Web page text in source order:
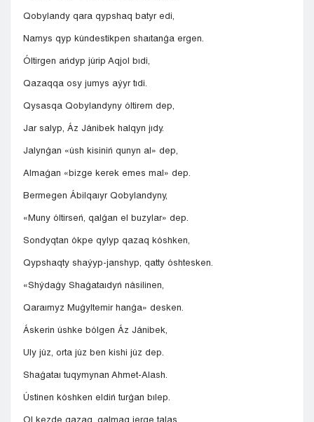
Qobylandy qara qypshaq batyr edi,
Namys qyp kúndestikpen shaıtanǵa ergen.
Óltirgen ańdyp júrip Aqjol bıdi,
Qazaqqa osy jumys aýyr tıdi.
Qysasqa Qobylandyny óltirem dep,
Jar salyp, Áz Jánibek halqyn jıdy.
Jalynǵan «úsh kisiniń qunyn al» dep,
Almaǵan «bizge kerek emes mal» dep.
Bermegen Ábilqaıyr Qobylandyny,
«Muny óltirseń, qalǵan el buzylar» dep.
Sondyqtan ókpe qylyp qazaq kóshken,
Qypshaqty shaýyp-janshyp, qatty óshtesken.
«Shýdaǵy Shaǵataıdyń násilinen,
Qaraımyz Muǵyltemir hanǵa» desken.
Áskerin úshke bólgen Áz Jánibek,
Uly júz, orta júz ben kishi júz dep.
Shaǵataı tuqymynan Ahmet-Alash.
Ústinen kóshken eldiń turǵan bılep.
Ol kezde qazaq, qalmaq jerge talas,